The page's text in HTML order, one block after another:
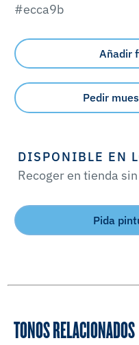
#ecca9b
Añadir
Pedir
DISPONIBLE EN
Recoger en tienda
Pida
TONOS RELACIONADOS